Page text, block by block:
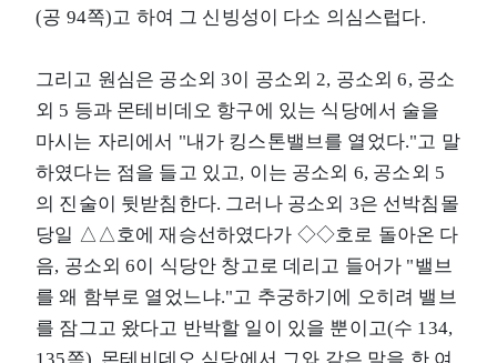
(공 94쪽)고 하여 그 신빙성이 다소 의심스럽다.
그리고 원심은 공소외 3이 공소외 2, 공소외 6, 공소
외 5 등과 몬테비데오 항구에 있는 식당에서 술을
마시는 자리에서 "내가 킹스톤밸브를 열었다."고 말
하였다는 점을 들고 있고, 이는 공소외 6, 공소외 5
의 진술이 뒷받침한다. 그러나 공소외 3은 선박침몰
당일 △△호에 재승선하였다가 ◇◇호로 돌아온 다
음, 공소외 6이 식당안 창고로 데리고 들어가 "밸브
를 왜 함부로 열었느냐."고 추궁하기에 오히려 밸브
를 잠그고 왔다고 반박할 일이 있을 뿐이고(수 134,
135쪽), 몬테비데오 식당에서 그와 같은 말을 한 여